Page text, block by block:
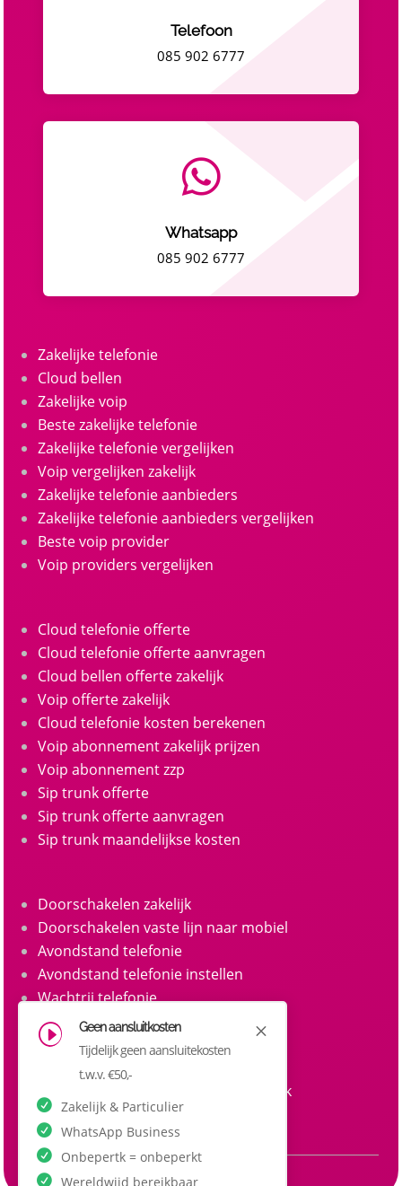
Telefoon
085 902 6777

Whatsapp
085 902 6777
Zakelijke telefonie
Cloud bellen
Zakelijke voip
Beste zakelijke telefonie
Zakelijke telefonie vergelijken
Voip vergelijken zakelijk
Zakelijke telefonie aanbieders
Zakelijke telefonie aanbieders vergelijken
Beste voip provider
Voip providers vergelijken
Cloud telefonie offerte
Cloud telefonie offerte aanvragen
Cloud bellen offerte zakelijk
Voip offerte zakelijk
Cloud telefonie kosten berekenen
Voip abonnement zakelijk prijzen
Voip abonnement zzp
Sip trunk offerte
Sip trunk offerte aanvragen
Sip trunk maandelijkse kosten
Doorschakelen zakelijk
Doorschakelen vaste lijn naar mobiel
Avondstand telefonie
Avondstand telefonie instellen
Wachtrij telefonie
Call queue telefonie
Belgroepen
Belgroep instellen zakelijke telefonie
Doorkiesnummers aanvragen zakelijk
Doorkiesnummer per medewerker
M
I Geen aansluitkosten
Tijdelijk geen aansluitekosten
t.w.v. €50,-
Zakelijk & Particulier
WhatsApp Business
Onbepertk = onbeperkt
Wereldwijd bereikbaar